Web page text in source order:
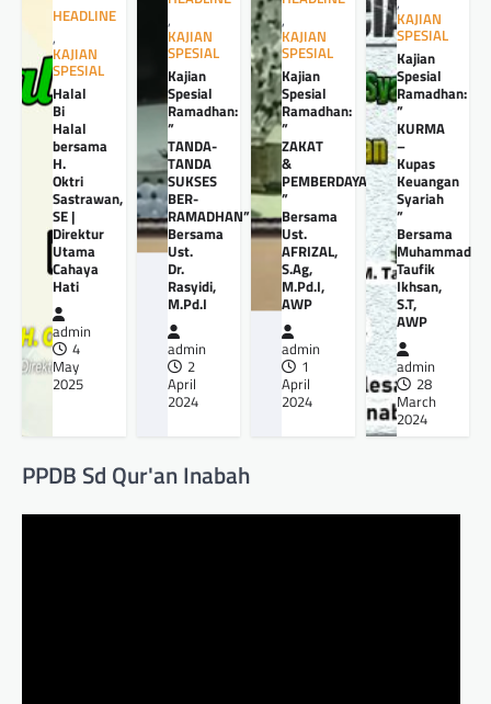
HEADLINE
,
KAJIAN
SPESIAL
Halal
Bi
Halal
bersama
H.
Oktri
Sastrawan,
SE |
Direktur
Utama
Cahaya
Hati
admin
4
May
2025
,
KAJIAN
SPESIAL
Kajian
Spesial
Ramadhan:
”
TANDA-
TANDA
SUKSES
BER-
RAMADHAN”
Bersama
Ust.
Dr.
Rasyidi,
M.Pd.I
admin
2
April
2024
,
KAJIAN
SPESIAL
Kajian
Spesial
Ramadhan:
”
ZAKAT
&
PEMBERDAYAANNYA
”
Bersama
Ust.
AFRIZAL,
S.Ag,
M.Pd.I,
AWP
admin
1
April
2024
KAJIAN
SPESIAL
Kajian
Spesial
Ramadhan:
”
KURMA
–
Kupas
Keuangan
Syariah
”
Bersama
Muhammad
Taufik
Ikhsan,
S.T,
AWP
admin
28
March
2024
PPDB Sd Qur'an Inabah